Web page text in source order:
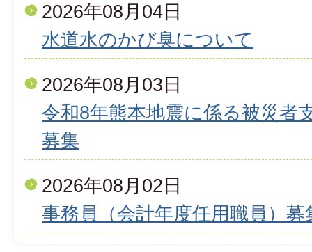
2026年08月04日
水道水のかび臭について
2026年08月03日
令和8年熊本地震に係る被災者
募集
2026年08月02日
事務員（会計年度任用職員）募